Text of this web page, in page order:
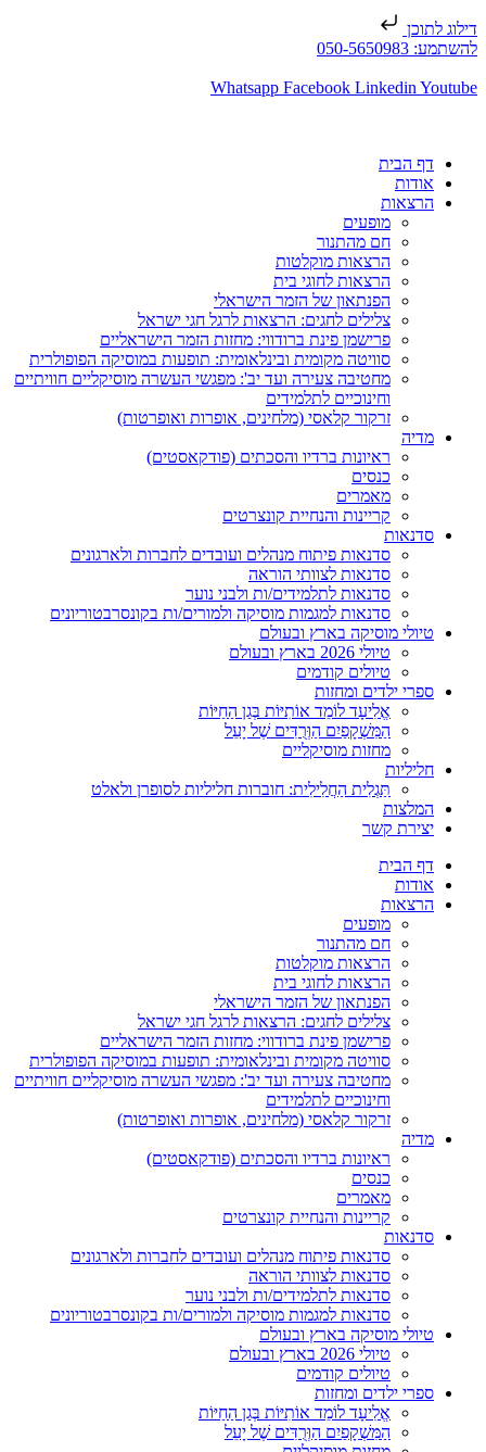
דילוג לתוכן
להשתמע: 050-5650983
Whatsapp Facebook Linkedin Youtube
דף הבית
אודות
הרצאות
מופעים
חם מהתנור
הרצאות מוקלטות
הרצאות לחוגי בית
הפנתאון של הזמר הישראלי
צלילים לחגים: הרצאות לרגל חגי ישראל
פרישמן פינת ברודווי: מחזות הזמר הישראליים
סוויטה מקומית ובינלאומית: תופעות במוסיקה הפופולרית
מחטיבה צעירה ועד יב': מפגשי העשרה מוסיקליים חוויתיים
וחינוכיים לתלמידים
זרקור קלאסי (מלחינים, אופרות ואופרטות)
מדיה
ראיונות ברדיו והסכתים (פודקאסטים)
כנסים
מאמרים
קריינות והנחיית קונצרטים
סדנאות
סדנאות פיתוח מנהלים ועובדים לחברות ולארגונים
סדנאות לצוותי הוראה
סדנאות לתלמידים/ות ולבני נוער
סדנאות למגמות מוסיקה ולמורים/ות בקונסרבטוריונים
טיולי מוסיקה בארץ ובעולם
טיולי 2026 בארץ ובעולם
טיולים קודמים
ספרי ילדים ומחזות
אֱלִיעָד לוֹמֵד אוֹתִיּוֹת בְּגַן הַחַיּוֹת
הַמִּשְׁקָפַיִם הַוְּרֻדִּים שֶׁל יָעֵל
מחזות מוסיקליים
חליליות
תַּגְלִית הַחֲלִילִית: חוברות חליליות לסופרן ולאלט
המלצות
יצירת קשר
דף הבית
אודות
הרצאות
מופעים
חם מהתנור
הרצאות מוקלטות
הרצאות לחוגי בית
הפנתאון של הזמר הישראלי
צלילים לחגים: הרצאות לרגל חגי ישראל
פרישמן פינת ברודווי: מחזות הזמר הישראליים
סוויטה מקומית ובינלאומית: תופעות במוסיקה הפופולרית
מחטיבה צעירה ועד יב': מפגשי העשרה מוסיקליים חוויתיים
וחינוכיים לתלמידים
זרקור קלאסי (מלחינים, אופרות ואופרטות)
מדיה
ראיונות ברדיו והסכתים (פודקאסטים)
כנסים
מאמרים
קריינות והנחיית קונצרטים
סדנאות
סדנאות פיתוח מנהלים ועובדים לחברות ולארגונים
סדנאות לצוותי הוראה
סדנאות לתלמידים/ות ולבני נוער
סדנאות למגמות מוסיקה ולמורים/ות בקונסרבטוריונים
טיולי מוסיקה בארץ ובעולם
טיולי 2026 בארץ ובעולם
טיולים קודמים
ספרי ילדים ומחזות
אֱלִיעָד לוֹמֵד אוֹתִיּוֹת בְּגַן הַחַיּוֹת
הַמִּשְׁקָפַיִם הַוְּרֻדִּים שֶׁל יָעֵל